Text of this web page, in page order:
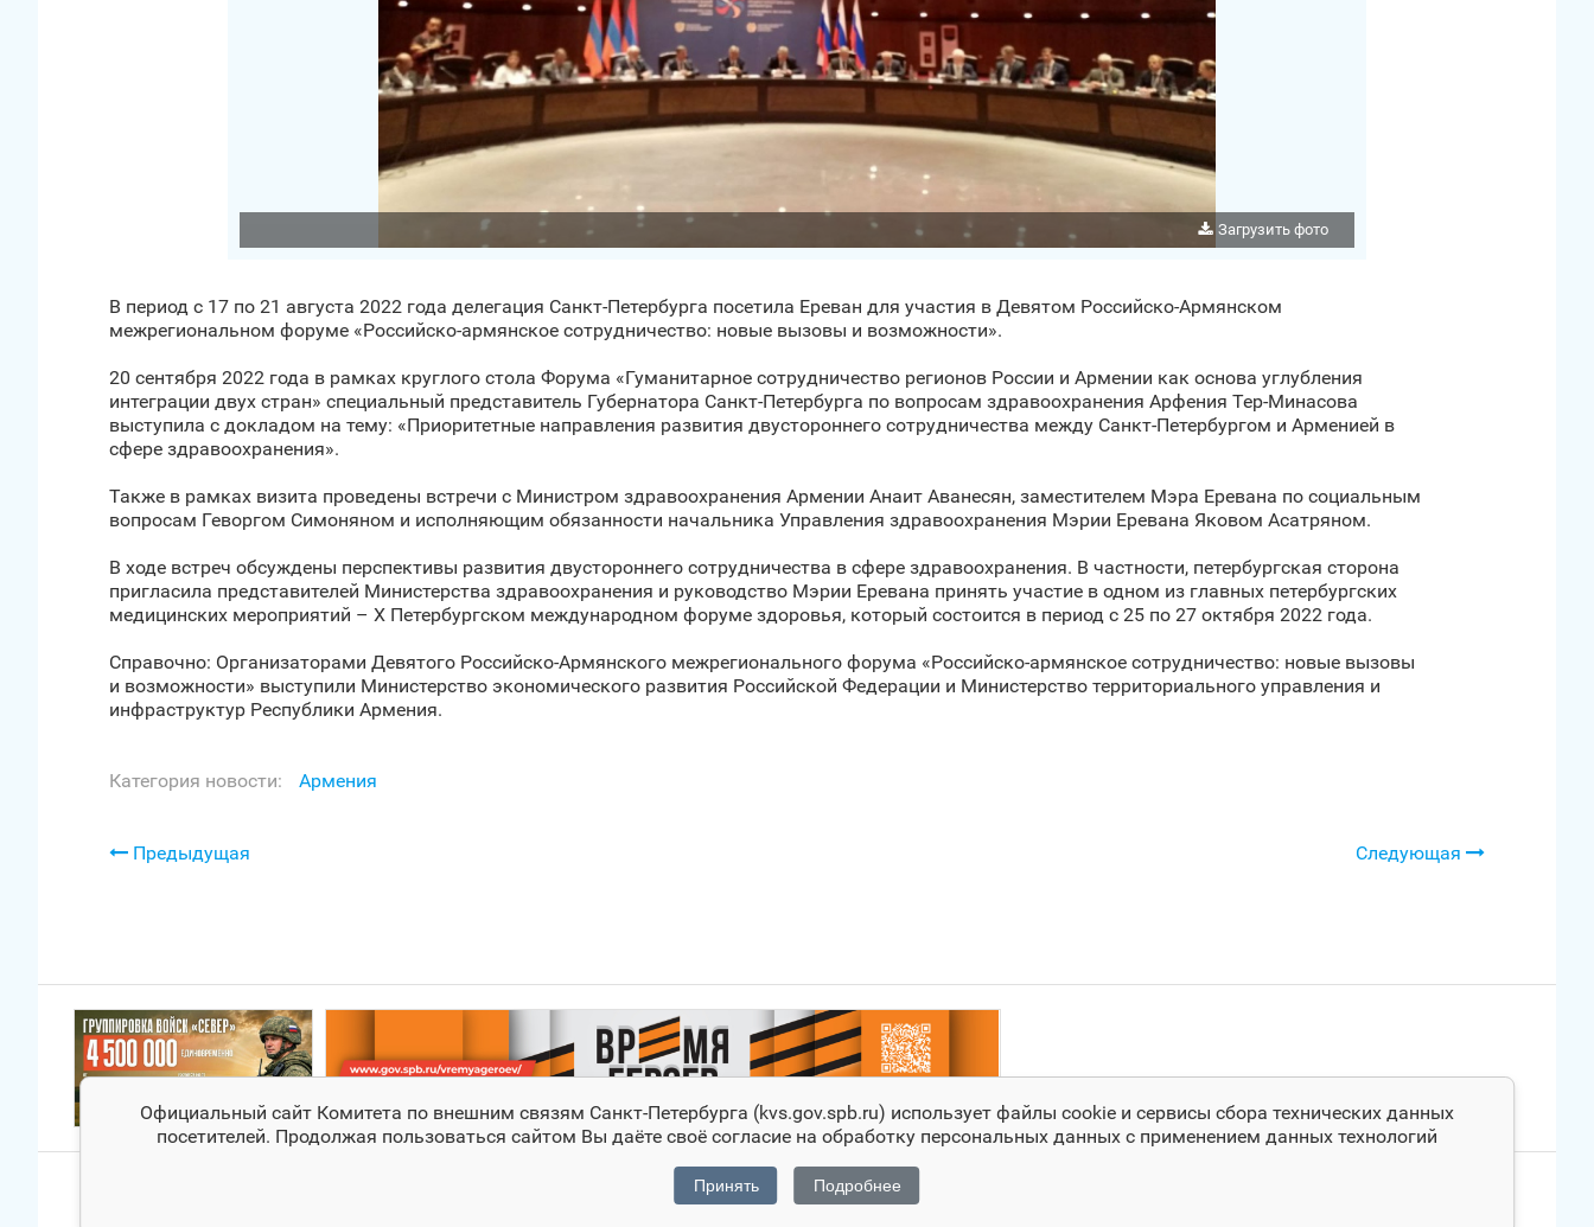
Загрузить фото
В период с 17 по 21 августа 2022 года делегация Санкт‑Петербурга посетила Ереван для участия в Девятом Российско-Армянском
межрегиональном форуме «Российско-армянское сотрудничество: новые вызовы и возможности».
20 сентября 2022 года в рамках круглого стола Форума «Гуманитарное сотрудничество регионов России и Армении как основа углубления
интеграции двух стран» специальный представитель Губернатора Санкт‑Петербурга по вопросам здравоохранения Арфения Тер-Минасова
выступила с докладом на тему: «Приоритетные направления развития двустороннего сотрудничества между Санкт‑Петербургом и Арменией в
сфере здравоохранения».
Также в рамках визита проведены встречи с Министром здравоохранения Армении Анаит Аванесян, заместителем Мэра Еревана по социальным
вопросам Геворгом Симоняном и исполняющим обязанности начальника Управления здравоохранения Мэрии Еревана Яковом Асатряном.
В ходе встреч обсуждены перспективы развития двустороннего сотрудничества в сфере здравоохранения. В частности, петербургская сторона
пригласила представителей Министерства здравоохранения и руководство Мэрии Еревана принять участие в одном из главных петербургских
медицинских мероприятий – X Петербургском международном форуме здоровья, который состоится в период с 25 по 27 октября 2022 года.
Справочно: Организаторами Девятого Российско-Армянского межрегионального форума «Российско-армянское сотрудничество: новые вызовы
и возможности» выступили Министерство экономического развития Российской Федерации и Министерство территориального управления и
инфраструктур Республики Армения.
Категория новости: Армения
Предыдущая Следующая
Официальный сайт Комитета по внешним связям Санкт‑Петербурга (kvs.gov.spb.ru) использует файлы cookie и сервисы сбора технических данных
посетителей. Продолжая пользоваться сайтом Вы даёте своё согласие на обработку персональных данных с применением данных технологий
Принять Подробнее